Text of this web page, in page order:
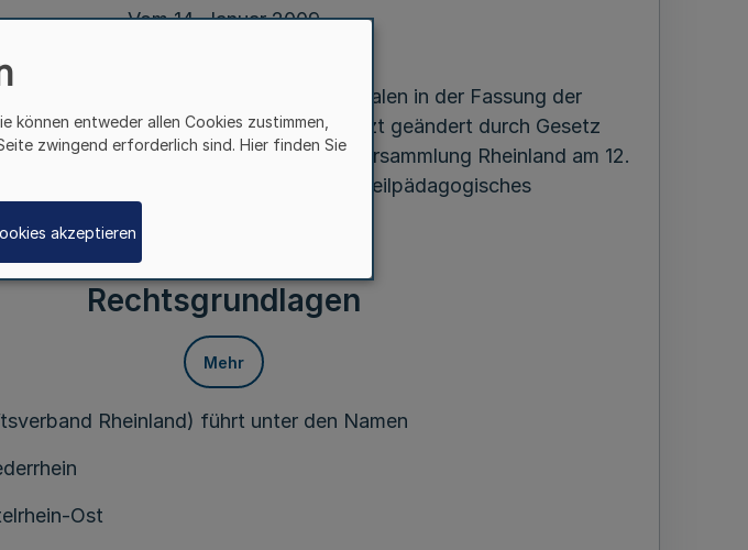
Vom 14. Januar 2009
1 und § 7 Absatz 1 Buchstabe d der
für das Land Nordrhein-Westfalen in der Fassung der
14. Juli 1994 (GV. NRW. S. 657), zuletzt geändert durch Gesetz
GV. NRW. S. 514), hat die Landschaftsversammlung Rheinland am 12.
Betriebssatzung für die im „LVR-Heilpädagogisches
Rechtsgrundlagen
Mehr
Rheinland) führt unter den Namen
Ost
können entweder allen Cookies zustimmen,
zwingend erforderlich sind. Hier finden Sie
akzeptieren